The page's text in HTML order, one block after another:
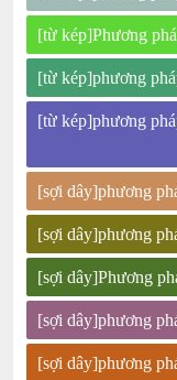
[từ kép]Phương
[từ kép]phương
[từ kép]phương
[sợi dây]phương
[sợi dây]phương
[sợi dây]Phương
[sợi dây]phương
[sợi dây]phương